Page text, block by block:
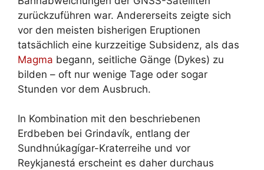
zurückzuführen war. Andererseits zeigte sich
vor den meisten bisherigen Eruptionen
tatsächlich eine kurzzeitige Subsidenz, als das
Magma begann, seitliche Gänge (Dykes) zu
bilden – oft nur wenige Tage oder sogar
Stunden vor dem Ausbruch.
In Kombination mit den beschriebenen
Erdbeben bei Grindavík, entlang der
Sundhnúkagígar-Kraterreihe und vor
Reykjanestá erscheint es daher durchaus